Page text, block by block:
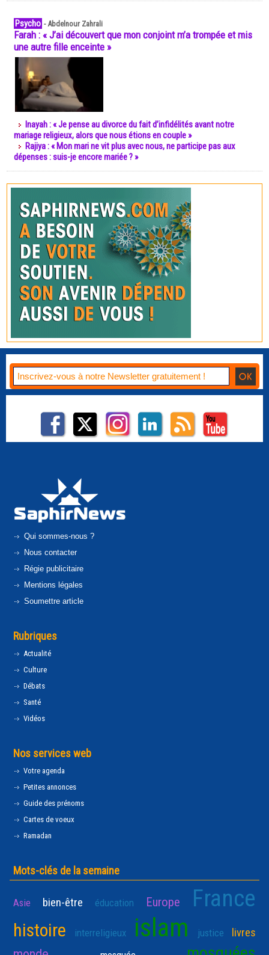
Psycho -Abdelnour Zahrali
Farah : « J’ai découvert que mon conjoint m’a trompée et mis
une autre fille enceinte »
Inayah : « Je pense au divorce du fait d’infidélités avant notre
mariage religieux, alors que nous étions en couple »
Rajiya : « Mon mari ne vit plus avec nous, ne participe pas aux
dépenses : suis-je encore mariée ? »
Qui sommes-nous ?
Nous contacter
Régie publicitaire
Mentions légales
Soumettre article
Rubriques
Actualité
Culture
Débats
Santé
Vidéos
Nos services web
Votre agenda
Petites annonces
Guide des prénoms
Cartes de voeux
Ramadan
Mots-clés de la semaine
Asie bien-être éducation Europe France
histoire interreligieux islam justice livres